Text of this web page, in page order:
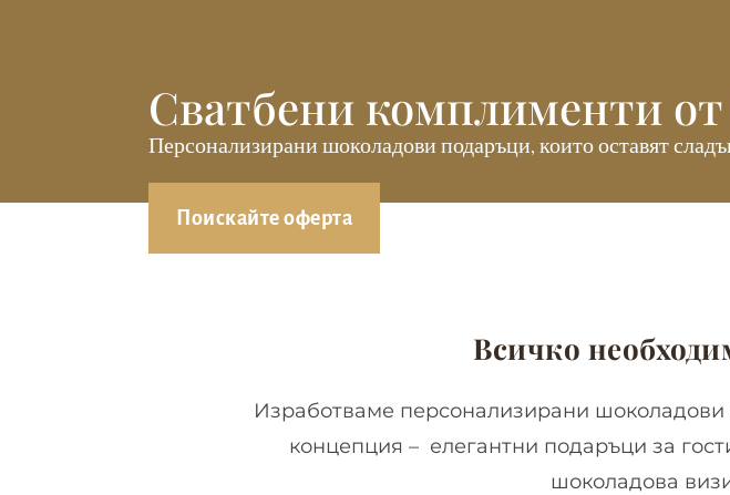
Сватбени комплименти
Персонализирани шоколадови подаръци, които оставят
Поискайте оферта
Всичко
Изработваме персонализирани
концепция – елегантни подаръци за
шоколадова